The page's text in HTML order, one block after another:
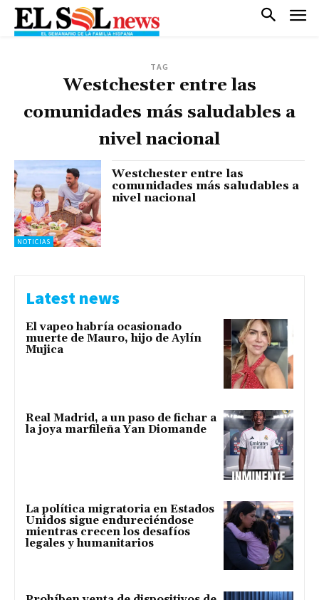
TAG
Westchester entre las
comunidades más saludables a
nivel nacional
NOTICIAS
Westchester entre las
comunidades más saludables a
nivel nacional
Latest news
El vapeo habría ocasionado
muerte de Mauro, hijo de Aylín
Mujica
Real Madrid, a un paso de fichar a
la joya marfileña Yan Diomande
La política migratoria en Estados
Unidos sigue endureciéndose
mientras crecen los desafíos
legales y humanitarios